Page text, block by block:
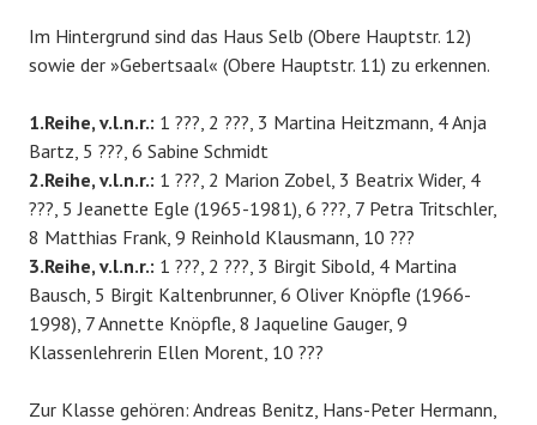
Im Hintergrund sind das Haus Selb (Obere Hauptstr. 12)
sowie der »Gebertsaal« (Obere Hauptstr. 11) zu erkennen.
1.Reihe, v.l.n.r.: 1 ???, 2 ???, 3 Martina Heitzmann, 4 Anja
Bartz, 5 ???, 6 Sabine Schmidt
2.Reihe, v.l.n.r.: 1 ???, 2 Marion Zobel, 3 Beatrix Wider, 4
???, 5 Jeanette Egle (1965-1981), 6 ???, 7 Petra Tritschler,
8 Matthias Frank, 9 Reinhold Klausmann, 10 ???
3.Reihe, v.l.n.r.: 1 ???, 2 ???, 3 Birgit Sibold, 4 Martina
Bausch, 5 Birgit Kaltenbrunner, 6 Oliver Knöpfle (1966-
1998), 7 Annette Knöpfle, 8 Jaqueline Gauger, 9
Klassenlehrerin Ellen Morent, 10 ???
Zur Klasse gehören: Andreas Benitz, Hans-Peter Hermann,